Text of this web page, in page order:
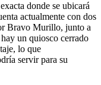
donde se ubicará
actualmente con dos
Bravo Murillo, junto a
un quiosco cerrado
lo que
servir para su